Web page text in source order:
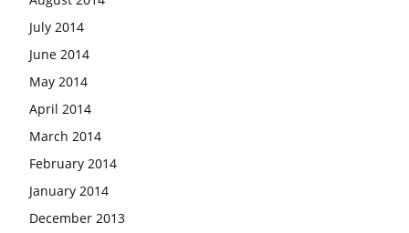
July 2014
June 2014
May 2014
April 2014
March 2014
February 2014
January 2014
December 2013